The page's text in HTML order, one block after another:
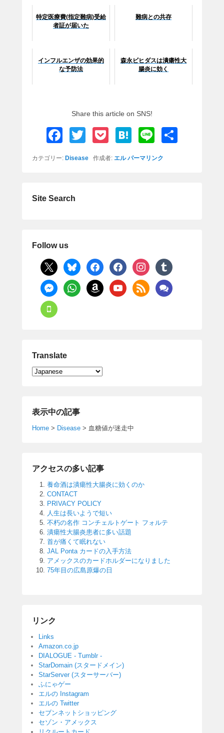
特定医療費(指定難病)受給
者証が届いた
難病との共存
インフルエンザの効果的
な予防法
森永ビヒダスは潰瘍性大
腸炎に効く
Share this article on SNS!
F
a
b
k
T
wi
tt
P
ck
H
at
Li
n
e
カテゴリー: Disease 作成者: エル パーマリンク
Site Search
Follow us
x bluesky facebookfacebookinstagramtumblr
messengerwhatsappamazon youtube rss comments
mobile
Translate
表示中の記事
Home > Disease > 血糖値が迷走中
アクセスの多い記事
養命酒は潰瘍性大腸炎に効くのか
CONTACT
PRIVACY POLICY
人生は長いようで短い
不朽の名作 コンチェルトゲート フォルテ
潰瘍性大腸炎患者に多い話題
首が痛くて眠れない
JAL Ponta カードの入手方法
アメックスのカードホルダーになりました
75年目の広島原爆の日
リンク
Links
Amazon.co.jp
DIALOGUE - Tumblr -
StarDomain (スタードメイン)
StarServer (スターサーバー)
ふにゃゲー
エルの Instagram
エルの Twitter
セブンネットショッピング
セゾン・アメックス